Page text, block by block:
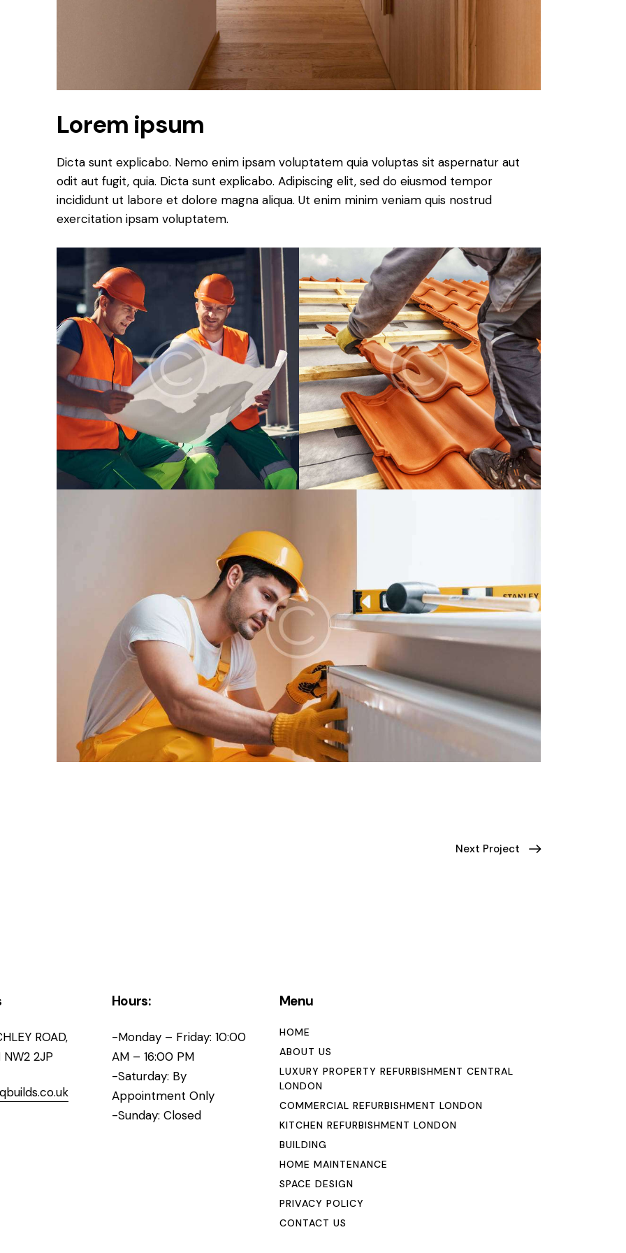
Lorem ipsum
Dicta sunt explicabo. Nemo enim ipsam voluptatem quia voluptas sit aspernatur aut
odit aut fugit, quia. Dicta sunt explicabo. Adipiscing elit, sed do eiusmod tempor
incididunt ut labore et dolore magna aliqua. Ut enim minim veniam quis nostrud
exercitation ipsam voluptatem.
Next Project
ROAD,
NW2 2JP
Hours:
-Monday – Friday: 10:00
AM – 16:00 PM
-Saturday: By
Appointment Only
-Sunday: Closed
Menu
HOME
ABOUT US
LUXURY PROPERTY REFURBISHMENT CENTRAL
LONDON
COMMERCIAL REFURBISHMENT LONDON
KITCHEN REFURBISHMENT LONDON
BUILDING
HOME MAINTENANCE
SPACE DESIGN
PRIVACY POLICY
CONTACT US